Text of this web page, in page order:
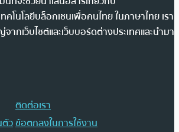
คโนโลยีบล็อกเชนเพื่อคนไทย ในภาษาไทย เรา
กเว็บไซต์และเว็บบอร์ดต่างประเทศและนำมา
ติดต่อเรา
ตัวข้อตกลงในการใช้งาน